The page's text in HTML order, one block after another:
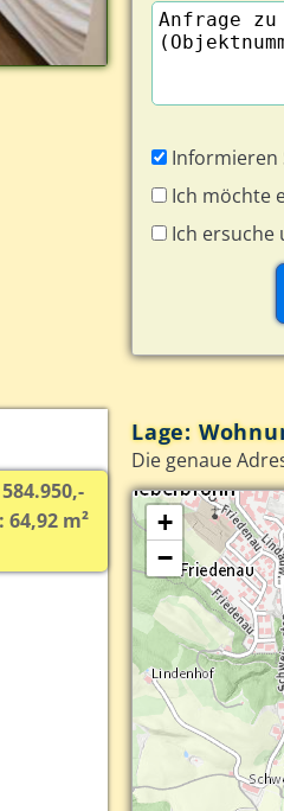
Küche -
m²
Informieren
Ich möchte
Ich ersuche
Lage:
Die genaue
+
−